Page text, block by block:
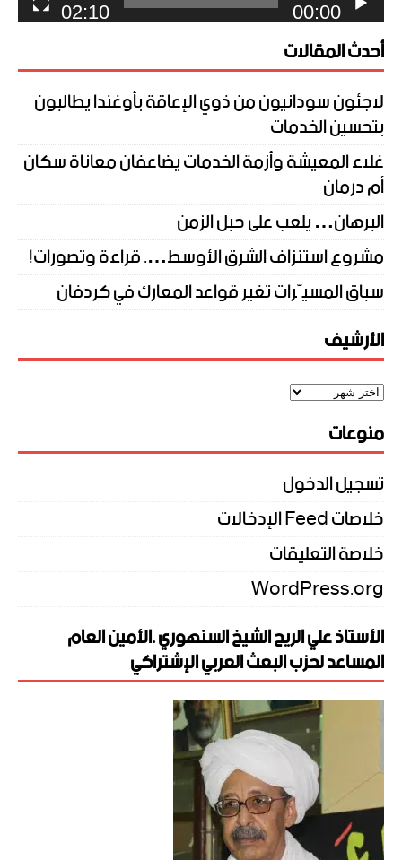
00:00
02:10
أحدث المقالات
لاجئون سودانيون من ذوي الإعاقة بأوغندا يطالبون
بتحسين الخدمات
غلاء المعيشة وأزمة الخدمات يضاعفان معاناة سكان
أم درمان
البرهان… يلعب على حبل الزمن
مشروع استنزاف الشرق الأوسط…. قراءة وتصورات!
سباق المسيّرات تغير قواعد المعارك في كردفان
الأرشيف
منوعات
تسجيل الدخول
خلاصات Feed الإدخالات
خلاصة التعليقات
WordPress.org
الأستاذ علي الريح الشيخ السنهوري .الأمين العام
المساعد لحزب البعث العربي الإشتراكي